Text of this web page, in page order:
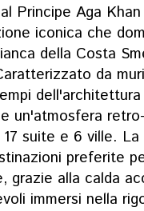
Principe Aga
iconica che
della Costa
da
un'atmosfera
suite e 6 ville.
preferite
grazie alla calda
immersi nella